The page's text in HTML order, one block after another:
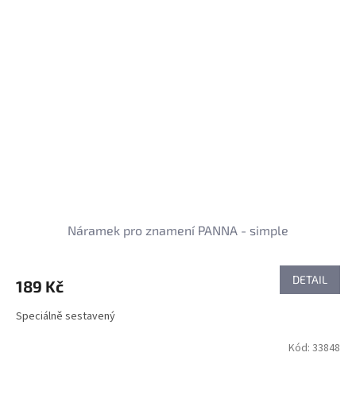
Náramek pro znamení PANNA - simple
189 Kč DETAIL
Speciálně sestavený
Kód: 33848